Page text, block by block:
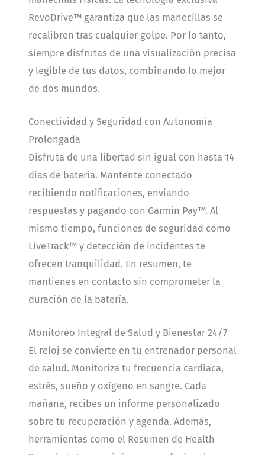
RevoDrive™ garantiza que las manecillas se
recalibren tras cualquier golpe. Por lo tanto,
siempre disfrutas de una visualización precisa
y legible de tus datos, combinando lo mejor
de dos mundos.
Conectividad y Seguridad con Autonomía
Prolongada
Disfruta de una libertad sin igual con hasta 14
días de batería. Mantente conectado
recibiendo notificaciones, enviando
respuestas y pagando con Garmin Pay™. Al
mismo tiempo, funciones de seguridad como
LiveTrack™ y detección de incidentes te
ofrecen tranquilidad. En resumen, te
mantienes en contacto sin comprometer la
duración de la batería.
Monitoreo Integral de Salud y Bienestar 24/7
El reloj se convierte en tu entrenador personal
de salud. Monitoriza tu frecuencia cardíaca,
estrés, sueño y oxígeno en sangre. Cada
mañana, recibes un informe personalizado
sobre tu recuperación y agenda. Además,
herramientas como el Resumen de Health